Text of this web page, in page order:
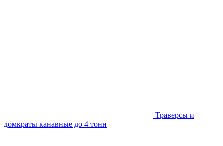
Траверсы и
домкраты канавные до 4 тонн